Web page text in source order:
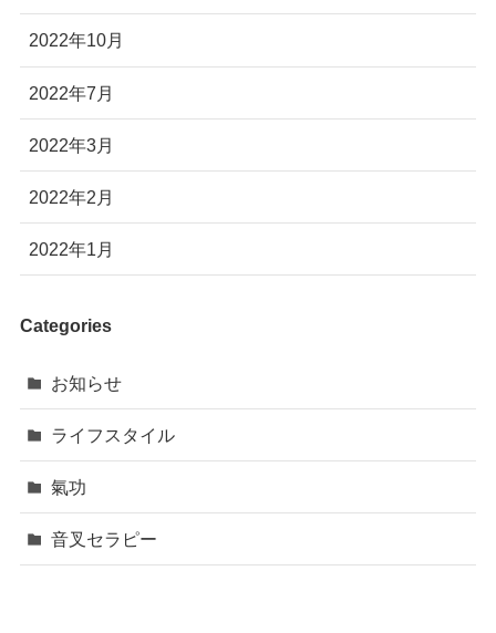
2022年10月
2022年7月
2022年3月
2022年2月
2022年1月
Categories
お知らせ
ライフスタイル
氣功
音叉セラピー